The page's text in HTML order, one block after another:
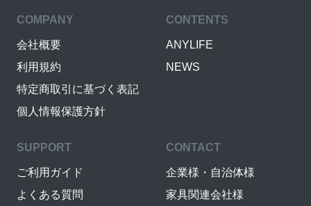
COMPANY
会社概要
利用規約
特定商取引に基づく表記
個人情報保護方針
CONTENTS
ANYLIFE
NEWS
SUPPORT
ご利用ガイド
よくある質問
CONTACT
企業様・自治体様
家具関連会社様